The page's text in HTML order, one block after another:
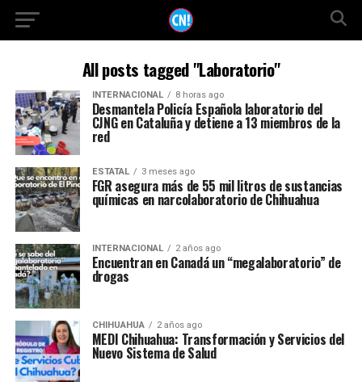
All posts tagged "Laboratorio"
INTERNACIONAL 8 horas ago
Desmantela Policía Española laboratorio del
CJNG en Cataluña y detiene a 13 miembros de la
red
ESTATAL 3 meses ago
FGR asegura más de 55 mil litros de sustancias
químicas en narcolaboratorio de Chihuahua
INTERNACIONAL 2 años ago
Encuentran en Canadá un “megalaboratorio” de
drogas
CHIHUAHUA 2 años ago
MEDI Chihuahua: Transformación y Servicios del
Nuevo Sistema de Salud